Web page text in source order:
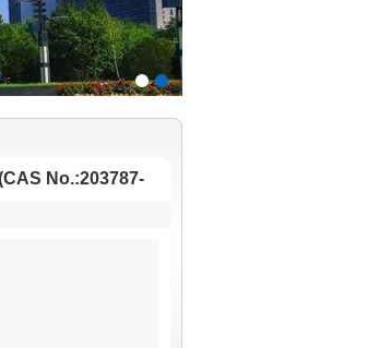
No.:203787-